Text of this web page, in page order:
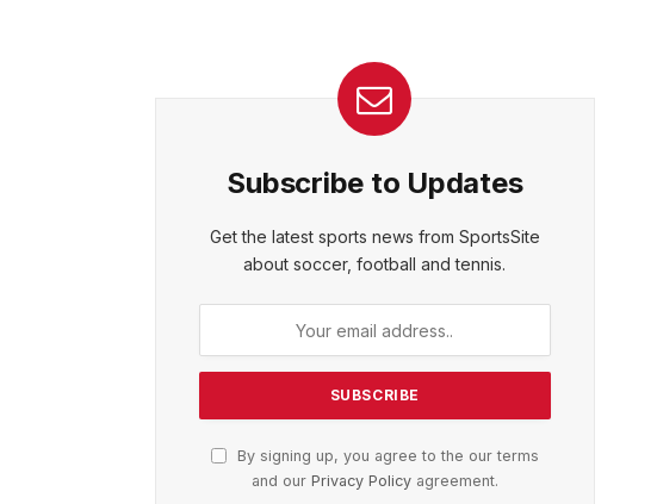
Subscribe to Updates
Get the latest sports news from SportsSite
about soccer, football and tennis.
By signing up, you agree to the our terms
and our Privacy Policyagreement.